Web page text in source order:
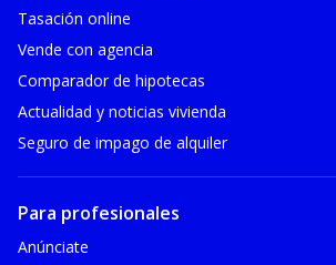
Tasación online
Vende con agencia
Comparador de hipotecas
Actualidad y noticias vivienda
Seguro de impago de alquiler
Para profesionales
Anúnciate